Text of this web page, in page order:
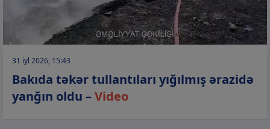
31 iyl 2026, 15:43
Bakıda təkər tullantıları yığılmış ərazidə
yanğın oldu –Video